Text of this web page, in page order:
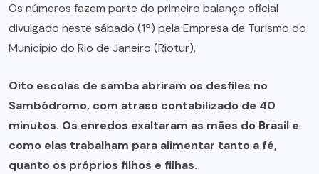
Os números fazem parte do primeiro balanço oficial
divulgado neste sábado (1º) pela Empresa de Turismo do
Município do Rio de Janeiro (Riotur).
Oito escolas de samba abriram os desfiles no
Sambódromo, com atraso contabilizado de 40
minutos. Os enredos exaltaram as mães do Brasil e
como elas trabalham para alimentar tanto a fé,
quanto os próprios filhos e filhas.